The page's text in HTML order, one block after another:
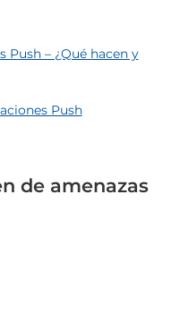
– ¿Qué hacen y
Push
de amenazas